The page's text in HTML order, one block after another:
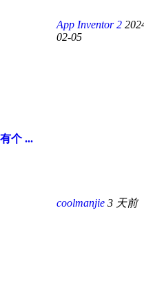
App Inventor 2
02-05
个 ...
coolmanjie 3 天前